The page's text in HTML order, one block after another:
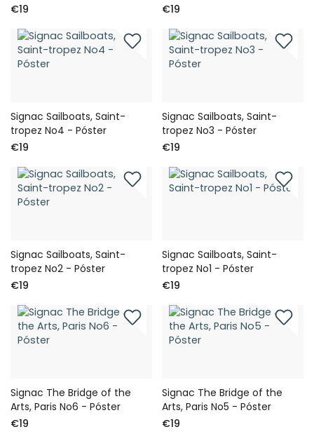
€19
€19
Signac Sailboats, Saint-
tropez No4 - Póster
€19
Signac Sailboats, Saint-
tropez No3 - Póster
€19
Signac Sailboats, Saint-
tropez No2 - Póster
€19
Signac Sailboats, Saint-
tropez No1 - Póster
€19
Signac The Bridge of the
Arts, Paris No6 - Póster
€19
Signac The Bridge of the
Arts, Paris No5 - Póster
€19